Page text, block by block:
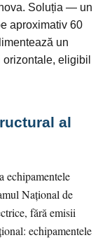
Soluția — un
aproximativ 60
un
eligibil
al
echipamentele
Național de
fără emisii
echipamentele